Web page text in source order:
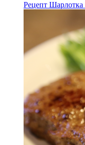
Рецепт Шарлотка